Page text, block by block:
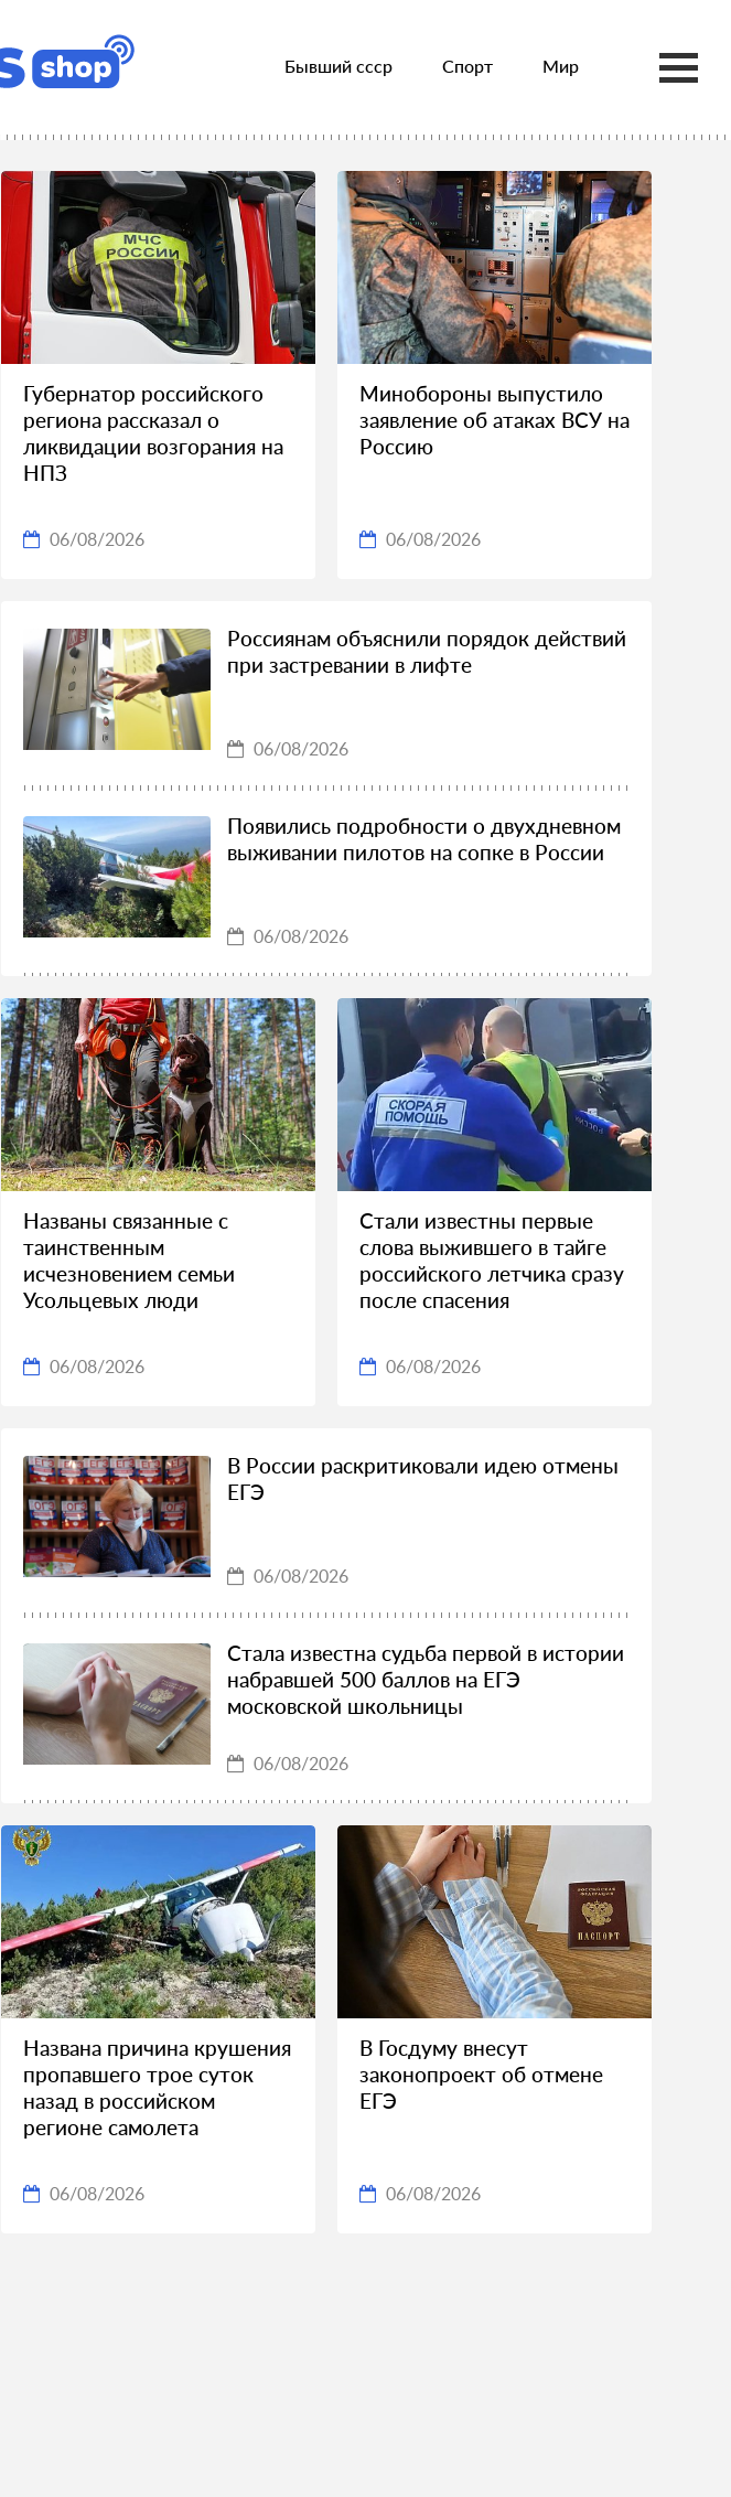
Бывший ссср Спорт Мир
Губернатор российского
региона рассказал о
ликвидации возгорания на
НПЗ
06/08/2026
Минобороны выпустило
заявление об атаках ВСУ на
Россию
06/08/2026
Россиянам объяснили порядок действий
при застревании в лифте
06/08/2026
Появились подробности о двухдневном
выживании пилотов на сопке в России
06/08/2026
Названы связанные с
таинственным
исчезновением семьи
Усольцевых люди
06/08/2026
Стали известны первые
слова выжившего в тайге
российского летчика сразу
после спасения
06/08/2026
В России раскритиковали идею отмены
ЕГЭ
06/08/2026
Стала известна судьба первой в истории
набравшей 500 баллов на ЕГЭ
московской школьницы
06/08/2026
Названа причина крушения
пропавшего трое суток
назад в российском
регионе самолета
06/08/2026
В Госдуму внесут
законопроект об отмене
ЕГЭ
06/08/2026